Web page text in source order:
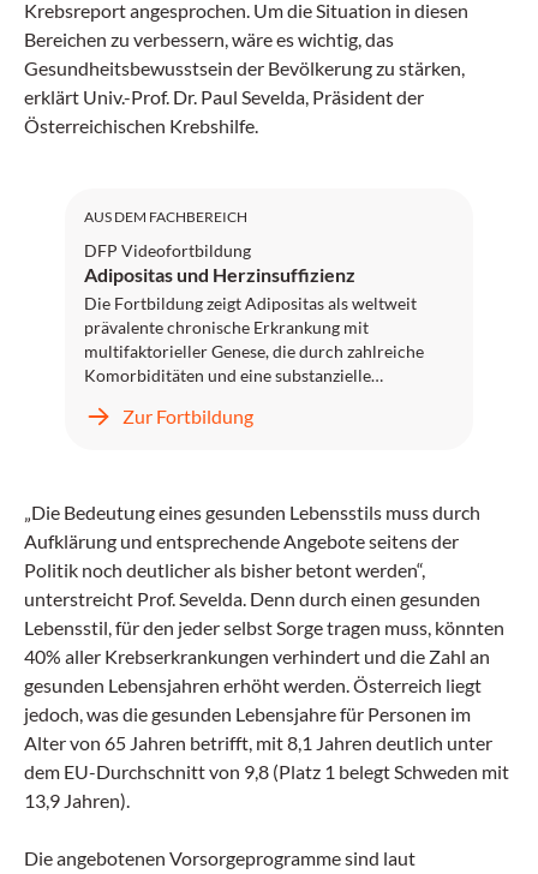
Krebsreport angesprochen. Um die Situation in diesen
Bereichen zu verbessern, wäre es wichtig, das
Gesundheitsbewusstsein der Bevölkerung zu stärken,
erklärt Univ.-Prof. Dr. Paul Sevelda, Präsident der
Österreichischen Krebshilfe.
AUS DEM FACHBEREICH
DFP Videofortbildung
Adipositas und Herzinsuffizienz
Die Fortbildung zeigt Adipositas als weltweit
prävalente chronische Erkrankung mit
multifaktorieller Genese, die durch zahlreiche
Komorbiditäten und eine substanzielle
Lebensqualität gekennzeichnet ist.
Der Kurs gibt einen Überblick über die
pathophysiologischen Zusammenhänge und
skizziert die Behandlungsmöglichkeiten mit
besonderer Berücksichtigung moderner
Zur Fortbildung
„Die Bedeutung eines gesunden Lebensstils muss durch
Aufklärung und entsprechende Angebote seitens der
Politik noch deutlicher als bisher betont werden“,
unterstreicht Prof. Sevelda. Denn durch einen gesunden
Lebensstil, für den jeder selbst Sorge tragen muss, könnten
40% aller Krebserkrankungen verhindert und die Zahl an
gesunden Lebensjahren erhöht werden. Österreich liegt
jedoch, was die gesunden Lebensjahre für Personen im
Alter von 65 Jahren betrifft, mit 8,1 Jahren deutlich unter
dem EU-Durchschnitt von 9,8 (Platz 1 belegt Schweden mit
13,9 Jahren).
Die angebotenen Vorsorgeprogramme sind laut